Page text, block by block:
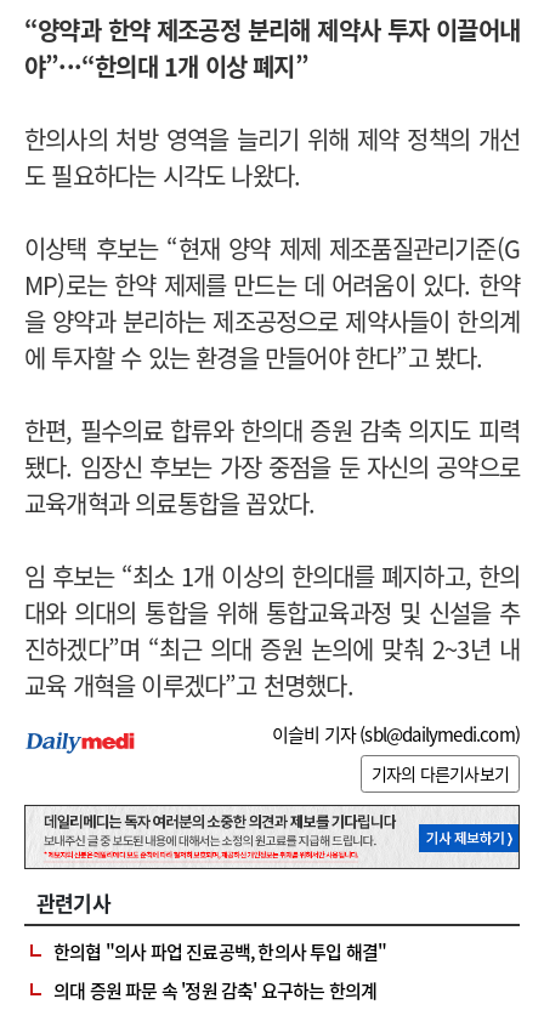
“양약과 한약 제조공정 분리해 제약사 투자 이끌어내
야”···“한의대 1개 이상 폐지”
한의사의 처방 영역을 늘리기 위해 제약 정책의 개선
도 필요하다는 시각도 나왔다.
이상택 후보는 “현재 양약 제제 제조품질관리기준(G
MP)로는 한약 제제를 만드는 데 어려움이 있다. 한약
을 양약과 분리하는 제조공정으로 제약사들이 한의계
에 투자할 수 있는 환경을 만들어야 한다”고 봤다.
한편, 필수의료 합류와 한의대 증원 감축 의지도 피력
됐다. 임장신 후보는 가장 중점을 둔 자신의 공약으로
교육개혁과 의료통합을 꼽았다.
임 후보는 “최소 1개 이상의 한의대를 폐지하고, 한의
대와 의대의 통합을 위해 통합교육과정 및 신설을 추
진하겠다”며 “최근 의대 증원 논의에 맞춰 2~3년 내
교육 개혁을 이루겠다”고 천명했다.
이슬비 기자 (sbl@dailymedi.com)
기자의 다른기사보기
관련기사
한의협 "의사 파업 진료공백, 한의사 투입 해결"
의대 증원 파문 속 '정원 감축' 요구하는 한의계